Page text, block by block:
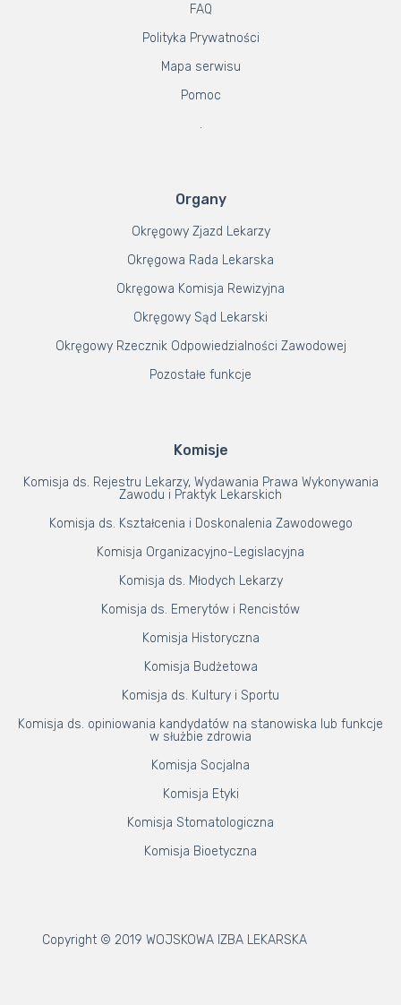
FAQ
Polityka Prywatności
Mapa serwisu
Pomoc
.
Organy
Okręgowy Zjazd Lekarzy
Okręgowa Rada Lekarska
Okręgowa Komisja Rewizyjna
Okręgowy Sąd Lekarski
Okręgowy Rzecznik Odpowiedzialności Zawodowej
Pozostałe funkcje
Komisje
Komisja ds. Rejestru Lekarzy, Wydawania Prawa Wykonywania
Zawodu i Praktyk Lekarskich
Komisja ds. Kształcenia i Doskonalenia Zawodowego
Komisja Organizacyjno-Legislacyjna
Komisja ds. Młodych Lekarzy
Komisja ds. Emerytów i Rencistów
Komisja Historyczna
Komisja Budżetowa
Komisja ds. Kultury i Sportu
Komisja ds. opiniowania kandydatów na stanowiska lub funkcje
w służbie zdrowia
Komisja Socjalna
Komisja Etyki
Komisja Stomatologiczna
Komisja Bioetyczna
Copyright © 2019 WOJSKOWA IZBA LEKARSKA